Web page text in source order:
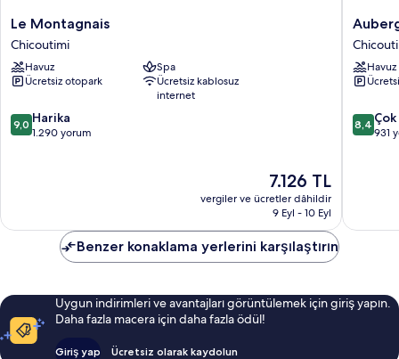
Le
Montagnais
Chicoutimi
Le Montagnais
Chicoutimi
Havuz
Spa
Ücretsiz otopark
Ücretsiz kablosuz
internet
10
üzerinden
9,0 Harika
1.290 yorum
Güncel
fiyat:
7.126 TL
7.126 TL
vergiler ve ücretler dâhildir
9 Eyl - 10 Eyl
Le
Parasol
Havuz
10
8,4
931
Benzer konaklama yerlerini karşılaştırın
Uygun indirimleri ve avantajları görüntülemek için giriş yapın.
Daha fazla macera için daha fazla ödül!
Giriş yap Ücretsiz olarak kaydolun